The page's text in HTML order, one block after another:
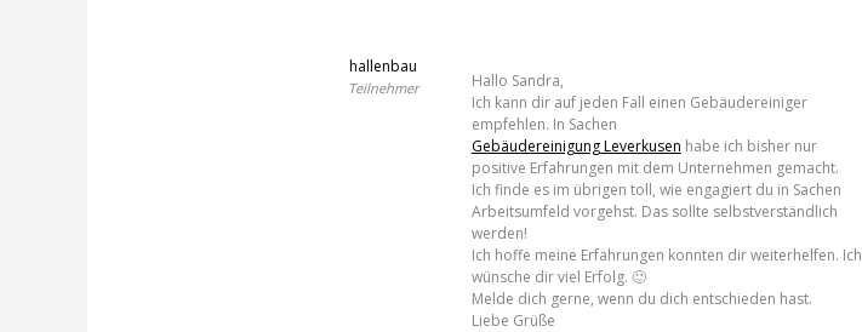
hallenbau
Teilnehmer
Hallo Sandra,
Ich kann dir auf jeden Fall einen Gebäudereiniger
empfehlen. In Sachen
Gebäudereinigung Leverkusen habe ich bisher nur
positive Erfahrungen mit dem Unternehmen gemacht.
Ich finde es im übrigen toll, wie engagiert du in Sachen
Arbeitsumfeld vorgehst. Das sollte selbstverständlich
werden!
Ich hoffe meine Erfahrungen konnten dir weiterhelfen. Ich
wünsche dir viel Erfolg. 🙂
Melde dich gerne, wenn du dich entschieden hast.
Liebe Grüße